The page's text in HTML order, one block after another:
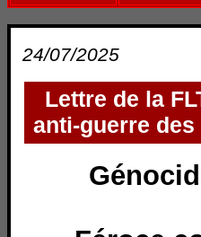
24/07/2025
Lettre de la
anti-guerre